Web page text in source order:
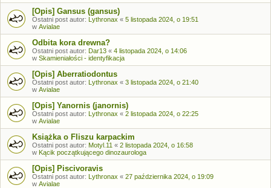
[Opis] Gansus (gansus)
Ostatni post autor: Lythronax « 5 listopada 2024, o 19:51
w Avialae
Odbita kora drewna?
Ostatni post autor: Dar13 « 4 listopada 2024, o 14:06
w Skamieniałości - identyfikacja
[Opis] Aberratiodontus
Ostatni post autor: Lythronax « 3 listopada 2024, o 21:40
w Avialae
[Opis] Yanornis (janornis)
Ostatni post autor: Lythronax « 2 listopada 2024, o 22:25
w Avialae
Książka o Fliszu karpackim
Ostatni post autor: Motyl.11 « 2 listopada 2024, o 16:58
w Kącik początkującego dinozaurologa
[Opis] Piscivoravis
Ostatni post autor: Lythronax « 27 października 2024, o 19:09
w Avialae